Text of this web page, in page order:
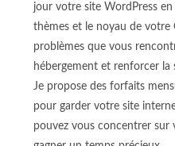
jour votre site WordPress
thèmes et le noyau de votre
problèmes que vous
hébergement et renforcer
Je propose des forfaits
pour garder votre site
pouvez vous concentrer